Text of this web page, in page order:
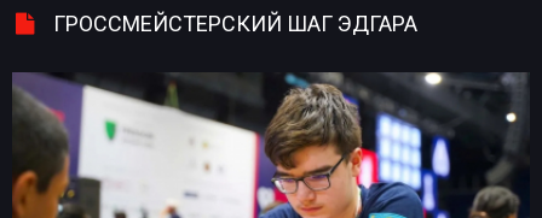
ГРОССМЕЙСТЕРСКИЙ ШАГ ЭДГАРА